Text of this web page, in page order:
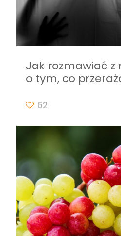
Jak rozmawiać
o tym, co
62